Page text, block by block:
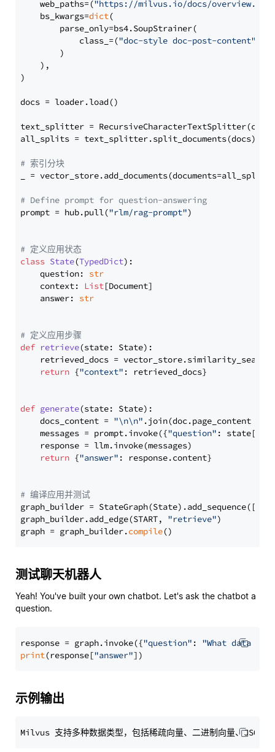
    web_paths=(
"https://milvus.io/docs/overview.md"
    bs_kwargs=
dict(
        parse_only=bs4.SoupStrainer(
            class_=(
"doc-style doc-post-content"
        )
    ),
)
docs = loader.load()
text_splitter =
all_splits = text_splitter.split_documents(docs)
# 索引分块
_ = vector_store.add_documents(documents=all_splits)
# Define prompt for question-answering
prompt = hub.pull("rlm/rag-prompt")
# 定义应用状态
class State(TypedDict):
    question:
str
    context:
List[Document]
    answer:
str
# 定义应用步骤
def retrieve(state: State):
retrieved_docs =
return {"context" : retrieved_docs}
def generate(state: State):
    docs_content =
"\n\n" .join(doc.page_content
    messages = prompt.invoke({
"question" : state[
    response = llm.invoke(messages)
return {"answer" : response.content}
# 编译应用并测试
graph_builder =
graph_builder.add_edge(START, "retrieve")
graph = graph_builder.compile
测试聊天机器人
Yeah! You've built your own chatbot. Let's ask the chatbot a
question.
response = graph.invoke({"question" : "What data
print(response["answer"
示例输出